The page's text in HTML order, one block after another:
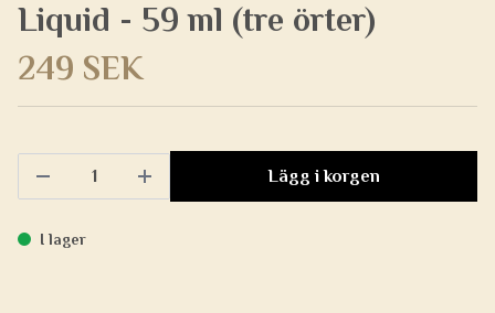
Liquid - 59 ml (tre örter)
249 SEK
Lägg i korgen
I lager